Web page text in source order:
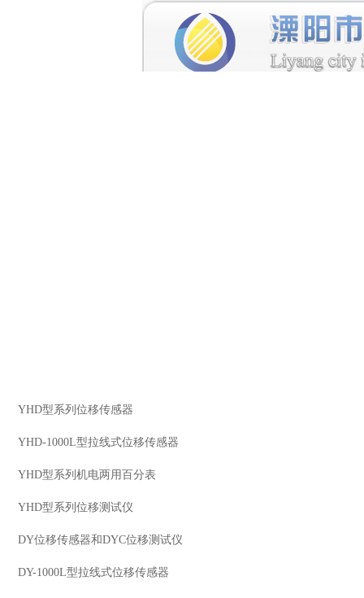
YHD型系列位移传感器
YHD-1000L型拉线式位移传感器
YHD型系列机电两用百分表
YHD型系列位移测试仪
DY位移传感器和DYC位移测试仪
DY-1000L型拉线式位移传感器